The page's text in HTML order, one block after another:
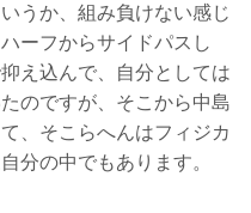
うか、組み負けない感じ
ーフからサイドパスし
え込んで、自分としては
のですが、そこから中島
、そこらへんはフィジカ
分の中でもあります。